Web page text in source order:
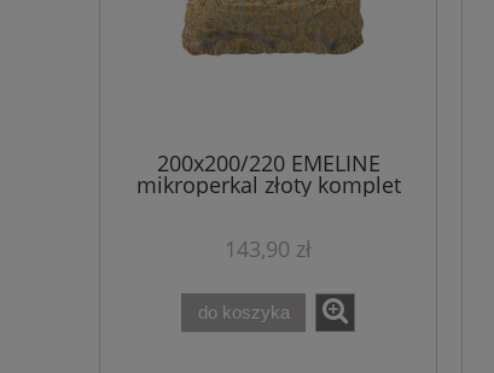
200x200/220 EMELINE
mikroperkal złoty komplet
pościeli
143,90 zł
do koszyka